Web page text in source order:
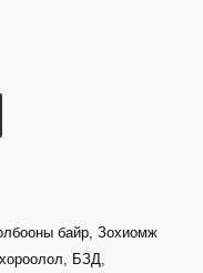
байр, Зохиомж
БЗД,